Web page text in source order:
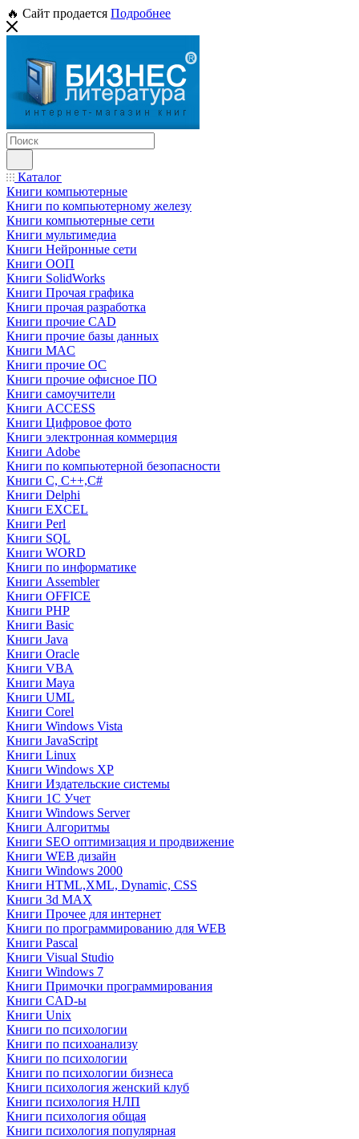
🔥 Сайт продается Подробнее
Каталог
Книги компьютерные
Книги по компьютерному железу
Книги компьютерные сети
Книги мультимедиа
Книги Нейронные сети
Книги ООП
Книги SolidWorks
Книги Прочая графика
Книги прочая разработка
Книги прочие CAD
Книги прочие базы данных
Книги MAC
Книги прочие ОС
Книги прочие офисное ПО
Книги самоучители
Книги ACCESS
Книги Цифровое фото
Книги электронная коммерция
Книги Adobe
Книги по компьютерной безопасности
Книги C, C++,С#
Книги Delphi
Книги EXCEL
Книги Perl
Книги SQL
Книги WORD
Книги по информатике
Книги Assembler
Книги OFFICE
Книги PHP
Книги Basic
Книги Java
Книги Oracle
Книги VBA
Книги Maya
Книги UML
Книги Corel
Книги Windows Vista
Книги JavaScript
Книги Linux
Книги Windows XP
Книги Издательские системы
Книги 1C Учет
Книги Windows Server
Книги Алгоритмы
Книги SEO оптимизация и продвижение
Книги WEB дизайн
Книги Windows 2000
Книги HTML,XML, Dynamic, CSS
Книги 3d MAX
Книги Прочее для интернет
Книги по программированию для WEB
Книги Pascal
Книги Visual Studio
Книги Windows 7
Книги Примочки программирования
Книги CAD-ы
Книги Unix
Книги по психологии
Книги по психоанализу
Книги по психологии
Книги по психологии бизнеса
Книги психология женский клуб
Книги психология НЛП
Книги психология общая
Книги психология популярная